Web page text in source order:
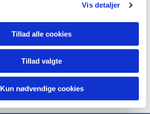
Vis detaljer
Tillad alle cookies
Tillad valgte
Kun nødvendige cookies